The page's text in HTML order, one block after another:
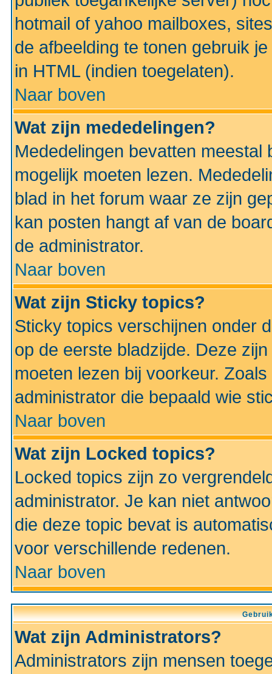
hotmail of yahoo mailboxes,
de afbeelding te tonen gebruik
in HTML (indien toegelaten).
Naar boven
Wat zijn mededelingen?
Mededelingen bevatten
mogelijk moeten lezen.
blad in het forum waar ze zijn
kan posten hangt af van de
de administrator.
Naar boven
Wat zijn Sticky topics?
Sticky topics verschijnen onder
op de eerste bladzijde. Deze
moeten lezen bij voorkeur.
administrator die bepaald wie
Naar boven
Wat zijn Locked topics?
Locked topics zijn zo
administrator. Je kan niet
die deze topic bevat is
voor verschillende redenen.
Naar boven
Wat zijn Administrators?
Administrators zijn mensen